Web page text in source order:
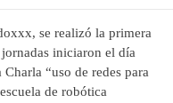
se realizó la primera
iniciaron el día
“uso de redes para
de robótica